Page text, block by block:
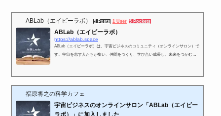
ABLab（エイビーラボ） 5 Posts 1 User 5 Pockets
ABLab（エイビーラボ）
https://ablab.space
ABLab（エイビーラボ）は、宇宙ビジネスのコミュニティ（オンラインサロン）で
す。宇宙を志す人たちが集い、仲間をつくり、学び合い成長し、未来をつかむた
福原将之の科学カフェ
宇宙ビジネスのオンラインサロン「ABLab（エイビー